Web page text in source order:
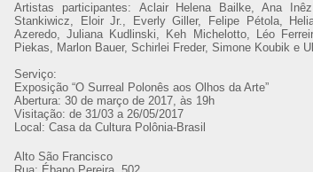
Artistas participantes: Aclair Helena Bailke, Ana
Stankiwicz, Eloir Jr., Everly Giller, Felipe Pétola,
Azeredo, Juliana Kudlinski, Keh Michelotto, Léo
Piekas, Marlon Bauer, Schirlei Freder, Simone Koubik e
Serviço:
Exposição “O Surreal Polonês aos Olhos da Arte”
Abertura: 30 de março de 2017, às 19h
Visitação: de 31/03 a 26/05/2017
Local: Casa da Cultura Polônia-Brasil
Alto São Francisco